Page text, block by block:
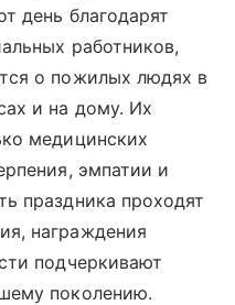
день благодарят
работников,
о пожилых людях в
и на дому. Их
медицинских
эмпатии и
праздника проходят
награждения
подчеркивают
поколению.